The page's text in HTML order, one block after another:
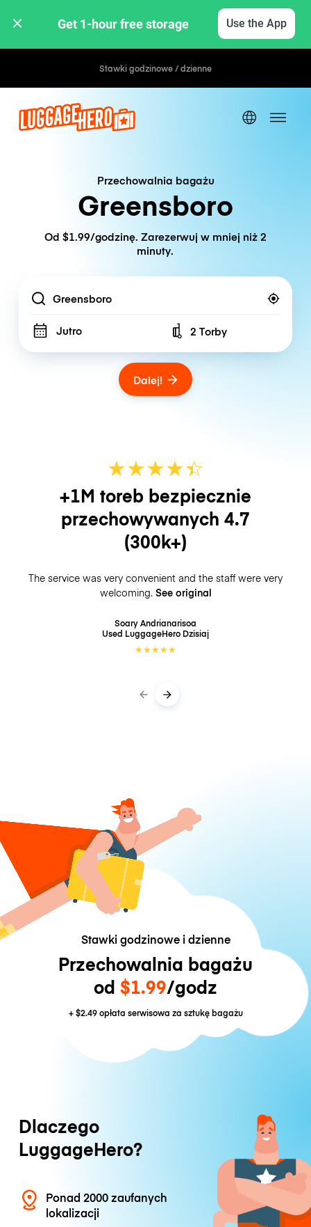
Get 1-hour free storage Use the App
Stawki godzinowe / dzienne
Przechowalnia bagażu
Greensboro
Od $1.99/godzinę. Zarezerwuj w mniej niż 2
minuty.
Location
Jutro Number of bags
2 Torby
Dalej!
★★★★☆
★
+1M toreb bezpiecznie
przechowywanych 4.7
(300k+)
The service was very convenient and the staff were very
welcoming. See original
Soary Andrianarisoa
Used LuggageHero Dzisiaj
★★★★★
Stawki godzinowe i dzienne
Przechowalnia bagażu
od $1.99/godz
+$2.49opłata serwisowa za sztukę bagażu
Dlaczego
LuggageHero?
Ponad 2000 zaufanych
lokalizacji